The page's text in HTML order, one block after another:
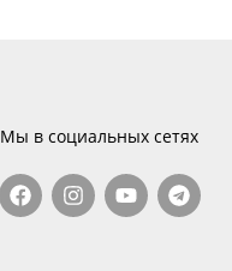
Мы в социальных сетях